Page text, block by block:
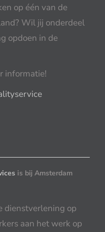
op één van de
Wil jij onderdeel
opdoen in de
informatie!
is bij Amsterdam
dienstverlening op
aan het werk op